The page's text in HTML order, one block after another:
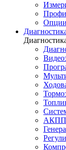
Опции
АКПП